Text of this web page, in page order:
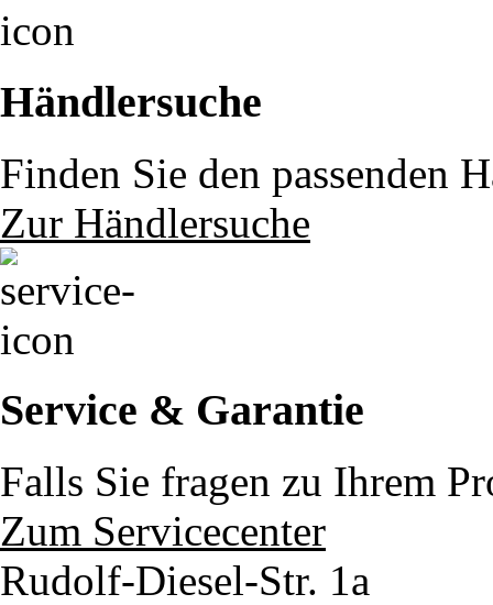
Händlersuche
Finden Sie den passenden
Zur Händlersuche
Service & Garantie
Falls Sie fragen zu Ihrem
Zum Servicecenter
Rudolf-Diesel-Str. 1a